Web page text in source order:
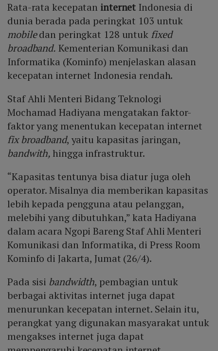
Rata-rata kecepatan internet Indonesia di
dunia berada pada peringkat 103 untuk
mobiledan peringkat 128 untuk fixed
broadband. Kementerian Komunikasi dan
Informatika (Kominfo) menjelaskan alasan
kecepatan internet Indonesia rendah.
Staf Ahli Menteri Bidang Teknologi
Mochamad Hadiyana mengatakan faktor-
faktor yang menentukan kecepatan internet
fix broadband, yaitu kapasitas jaringan,
bandwith,hingga infrastruktur.
“Kapasitas tentunya bisa diatur juga oleh
operator. Misalnya dia memberikan kapasitas
lebih kepada pengguna atau pelanggan,
melebihi yang dibutuhkan,” kata Hadiyana
dalam acara Ngopi Bareng Staf Ahli Menteri
Komunikasi dan Informatika, di Press Room
Kominfo di Jakarta, Jumat (26/4).
Pada sisi bandwidth, pembagian untuk
berbagai aktivitas internet juga dapat
menurunkan kecepatan internet. Selain itu,
perangkat yang digunakan masyarakat untuk
mengakses internet juga dapat